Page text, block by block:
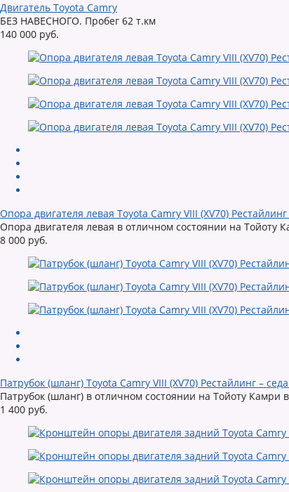
Двигатель Toyota Camry
БЕЗ НАВЕСНОГО. Пробег 62 т.км
140 000 руб.
Опора двигателя левая Toyota Camry VIII (XV70) Рестайлинг
Опора двигателя левая в отличном состоянии на Тойоту
8 000 руб.
Патрубок (шланг) Toyota Camry VIII (XV70) Рестайлинг –
Патрубок (шланг) в отличном состоянии на Тойоту Камри
1 400 руб.